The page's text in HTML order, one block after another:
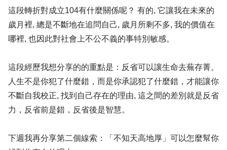
這段轉折對成立104有什麼關係呢？ 有的, 它讓我在未來的
歲月裡, 總是不斷地在追問自己, 歲月所剩不多, 我的價值在
哪裡, 也因此對社會上不公不義的事特別敏感。
這段經歷我想分享的的重點是：反省可以讓生命去蕪存菁。
人生不是你犯了什麼錯，而是你承認犯了什麼錯，才能讓你
不斷自我校正, 找到自己存在的理由, 這之間的差別就是反省
力，反省前是錯，反省後是智慧。
下週我再分享第二個線索：「不知天高地厚」可以怎麼幫你